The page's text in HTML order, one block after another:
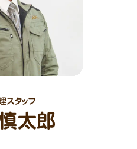
太郎
スタッフ